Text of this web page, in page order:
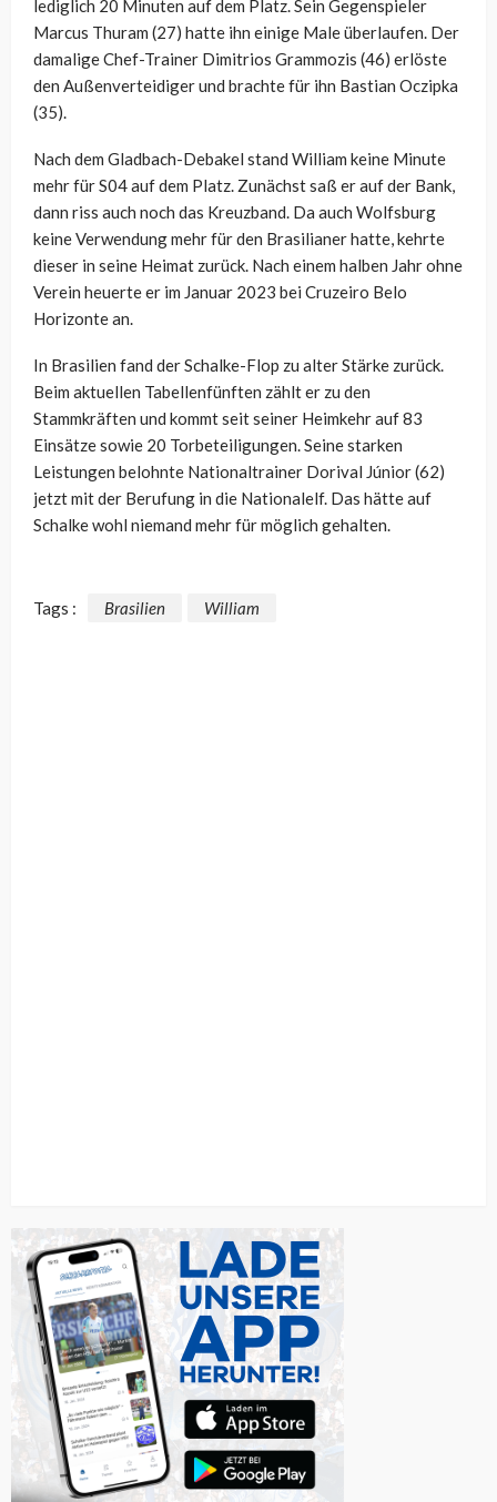
lediglich 20 Minuten auf dem Platz. Sein Gegenspieler
Marcus Thuram (27) hatte ihn einige Male überlaufen. Der
damalige Chef-Trainer Dimitrios Grammozis (46) erlöste
den Außenverteidiger und brachte für ihn Bastian Oczipka
(35).
Nach dem Gladbach-Debakel stand William keine Minute
mehr für S04 auf dem Platz. Zunächst saß er auf der Bank,
dann riss auch noch das Kreuzband. Da auch Wolfsburg
keine Verwendung mehr für den Brasilianer hatte, kehrte
dieser in seine Heimat zurück. Nach einem halben Jahr ohne
Verein heuerte er im Januar 2023 bei Cruzeiro Belo
Horizonte an.
In Brasilien fand der Schalke-Flop zu alter Stärke zurück.
Beim aktuellen Tabellenfünften zählt er zu den
Stammkräften und kommt seit seiner Heimkehr auf 83
Einsätze sowie 20 Torbeteiligungen. Seine starken
Leistungen belohnte Nationaltrainer Dorival Júnior (62)
jetzt mit der Berufung in die Nationalelf. Das hätte auf
Schalke wohl niemand mehr für möglich gehalten.
Tags : Brasilien William